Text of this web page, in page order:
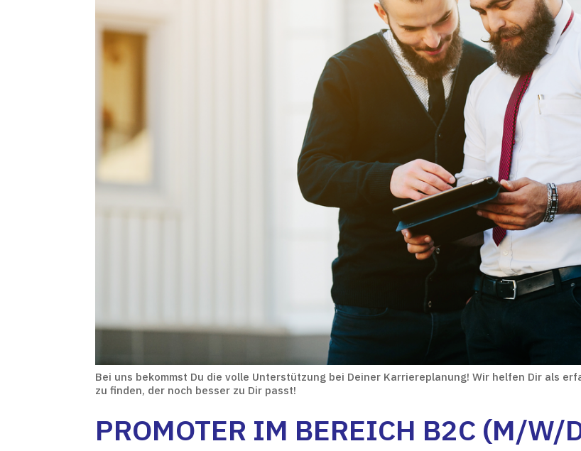
Bei uns bekommst Du die volle Unterstützung bei Deiner Karriereplanung! Wir helfen Dir als
zu finden, der noch besser zu Dir passt!
PROMOTER IM BEREICH B2C (M/W/